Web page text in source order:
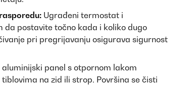
Ugrađeni termostat i
postavite točno kada i koliko dugo
pri pregrijavanju osigurava sigurnost
aluminijski panel s otpornom lakom
na zid ili strop. Površina se čisti